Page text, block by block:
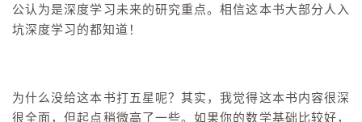
公认为是深度学习未来的研究重点。相信这本书大部分人入
坑深度学习的都知道！
为什么没给这本书打五星呢？其实，我觉得这本书内容很深
很全面，但起点稍微高了一些。如果你的数学基础比较好，